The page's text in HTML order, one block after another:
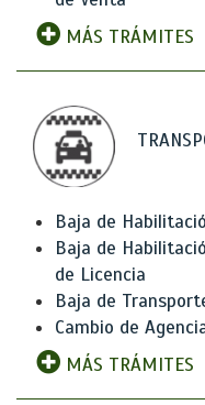
MÁS TRÁMITES
Baja de
Baja de
de Licencia
Baja de
Cambio de
MÁS TRÁMITES